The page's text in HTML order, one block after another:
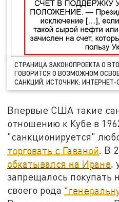
СТРАНИЦА ЗАКОНОПРОЕКТА О
ГОВОРИТСЯ О ВОЗМОЖНОМ
САНКЦИЙ. ИСТОЧНИК:
Впервые США такие
отношению к Кубе в
"санкционируется"
торговать с Гаваной. В
обкатывался на Иране,
запрещалось покупать
своего рода